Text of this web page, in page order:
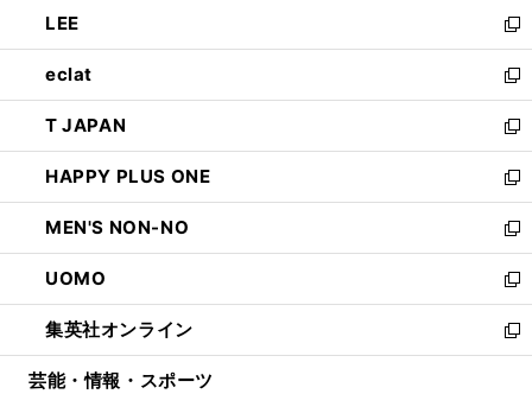
く
で
開
く
ド
ウ
で
開
く
ィ
ン
ド
ウ
で
開
く
い
ウ
ィ
ン
ド
ウ
で
開
く
LEE
新
し
い
ウ
ィ
ン
ド
ウ
で
開
く
eclat
新
し
い
ウ
ィ
ン
ド
ウ
で
開
く
T JAPAN
新
し
い
ウ
ィ
ン
ド
ウ
で
開
HAPPY PLUS ONE
新
し
い
ウ
ィ
ン
ド
ウ
MEN'S NON-NO
新
し
い
ウ
ィ
ン
UOMO
新
し
い
ウ
集英社オンライン
新
し
芸能・情報・スポーツ